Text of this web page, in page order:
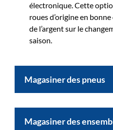
électronique. Cette
roues d’origine en
de l’argent sur le
saison.
Magasiner des pneus
Magasiner des